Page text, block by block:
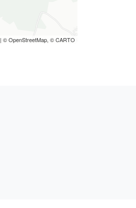
| © OpenStreetMap, © CARTO